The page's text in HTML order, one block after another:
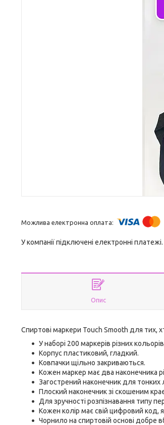
У компанії підключені електронні
Опис
Спиртові маркери Touch Smooth для тих,
У наборі 200 маркерів різних
Корпус пластиковий, гладкий.
Ковпачки щільно закриваються.
Кожен маркер має два наконечника
Загострений наконечник для тонких
Плоский наконечник зі скошеним
Для зручності розпізнавання типу
Кожен колір має свій цифровий код,
Чорнило на спиртовій основі добре